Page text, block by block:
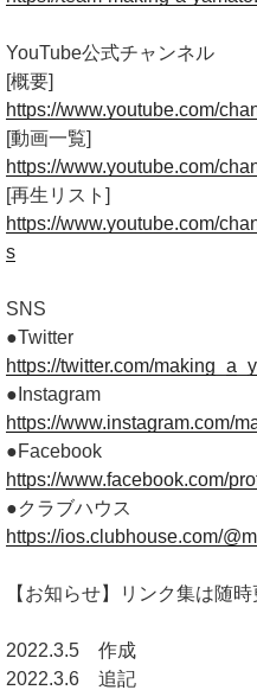
YouTube公式チャンネル
[概要]
https://www.youtube.com/
[動画一覧]
https://www.youtube.com/
[再生リスト]
https://www.youtube.com/
s
SNS
●Twitter
https://twitter.com/
●Instagram
https://www.instagram.com/
●Facebook
https://www.facebook.com/
●クラブハウス
https://ios.clubhouse.com/
【お知らせ】リンク集は随時
2022.3.5 作成
2022.3.6 追記